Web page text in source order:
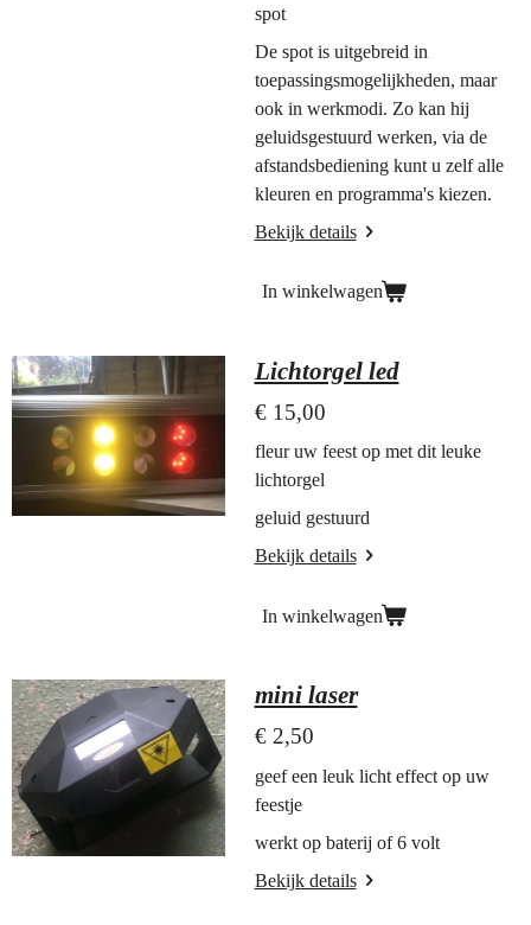
spot
De spot is uitgebreid in
toepassingsmogelijkheden, maar
ook in werkmodi. Zo kan hij
geluidsgestuurd werken, via de
afstandsbediening kunt u zelf alle
kleuren en programma's kiezen.
Bekijk details
In winkelwagen
Lichtorgel led
€ 15,00
fleur uw feest op met dit leuke
lichtorgel
geluid gestuurd
Bekijk details
In winkelwagen
mini laser
€ 2,50
geef een leuk licht effect op uw
feestje
werkt op baterij of 6 volt
Bekijk details